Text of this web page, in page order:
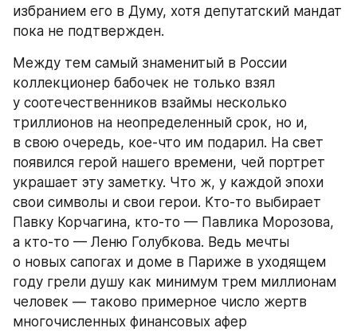
избранием его в Думу, хотя депутатский мандат
пока не подтвержден.
Между тем самый знаменитый в России
коллекционер бабочек не только взял
у соотечественников взаймы несколько
триллионов на неопределенный срок, но и,
в свою очередь, кое-что им подарил. На свет
появился герой нашего времени, чей портрет
украшает эту заметку. Что ж, у каждой эпохи
свои символы и свои герои. Кто-то выбирает
Павку Корчагина, кто-то — Павлика Морозова,
а кто-то — Леню Голубкова. Ведь мечты
о новых сапогах и доме в Париже в уходящем
году грели душу как минимум трем миллионам
человек — таково примерное число жертв
многочисленных финансовых афер